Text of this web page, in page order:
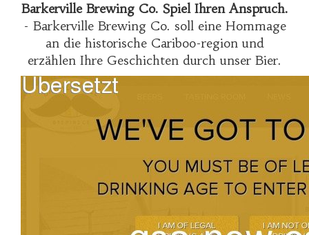
Barkerville Brewing Co. Spiel Ihren Anspruch.
- Barkerville Brewing Co. soll eine Hommage
an die historische Cariboo-region und
erzählen Ihre Geschichten durch unser Bier.